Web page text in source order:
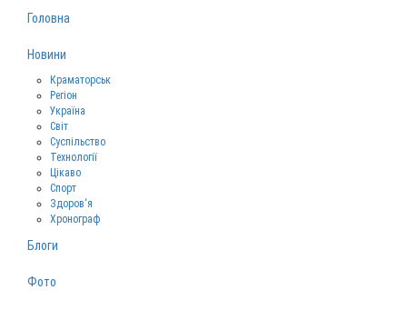
Головна
Новини
Краматорськ
Регіон
Україна
Світ
Суспільство
Технології
Цікаво
Спорт
Здоров‘я
Хронограф
Блоги
Фото